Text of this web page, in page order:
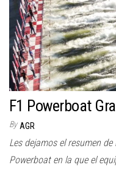
F1 Powerboat
By AGR
Les dejamos el resumen
Powerboat en la que el